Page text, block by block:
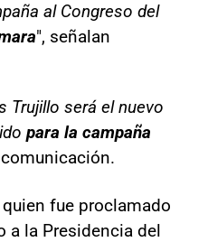
al Congreso del
", señalan
Trujillo será el nuevo
para la campaña
quien fue proclamado
a la Presidencia del